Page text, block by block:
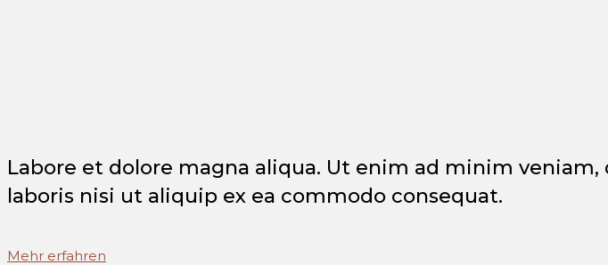
Labore et dolore magna aliqua. Ut enim ad minim
laboris nisi ut aliquip ex ea commodo consequat.
Mehr erfahren